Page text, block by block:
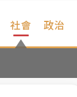
社會 政治